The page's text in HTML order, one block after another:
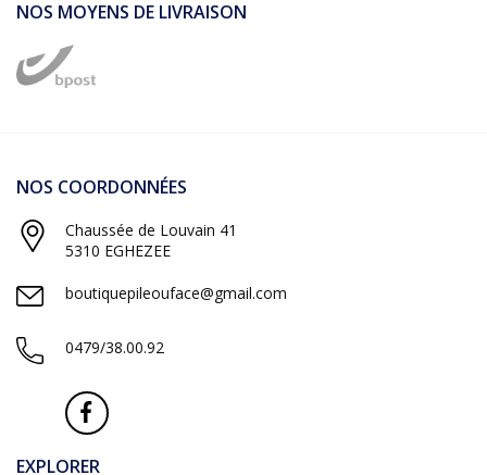
NOS MOYENS DE LIVRAISON
NOS COORDONNÉES
Chaussée de Louvain 41
5310 EGHEZEE
boutiquepileouface@gmail.com
0479/38.00.92
EXPLORER